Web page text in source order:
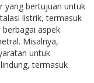
yang bertujuan untuk
listrik, termasuk
aspek
Misalnya,
untuk
termasuk